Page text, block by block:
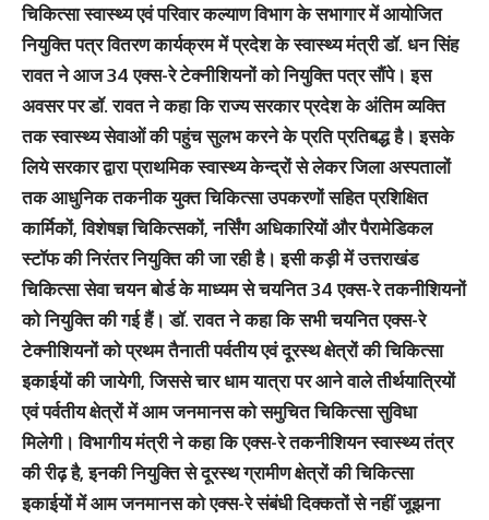
चिकित्सा स्वास्थ्य एवं परिवार कल्याण विभाग के सभागार में आयोजित
नियुक्ति पत्र वितरण कार्यक्रम में प्रदेश के स्वास्थ्य मंत्री डॉ. धन सिंह
रावत ने आज 34 एक्स-रे टेक्नीशियनों को नियुक्ति पत्र सौंपे। इस
अवसर पर डॉ. रावत ने कहा कि राज्य सरकार प्रदेश के अंतिम व्यक्ति
तक स्वास्थ्य सेवाओं की पहुंच सुलभ करने के प्रति प्रतिबद्ध है। इसके
लिये सरकार द्वारा प्राथमिक स्वास्थ्य केन्द्रों से लेकर जिला अस्पतालों
तक आधुनिक तकनीक युक्त चिकित्सा उपकरणों सहित प्रशिक्षित
कार्मिकों, विशेषज्ञ चिकित्सकों, नर्सिंग अधिकारियों और पैरामेडिकल
स्टॉफ की निरंतर नियुक्ति की जा रही है। इसी कड़ी में उत्तराखंड
चिकित्सा सेवा चयन बोर्ड के माध्यम से चयनित 34 एक्स-रे तकनीशियनों
को नियुक्ति की गई हैं। डॉ. रावत ने कहा कि सभी चयनित एक्स-रे
टेक्नीशियनों को प्रथम तैनाती पर्वतीय एवं दूरस्थ क्षेत्रों की चिकित्सा
इकाईयों की जायेगी, जिससे चार धाम यात्रा पर आने वाले तीर्थयात्रियों
एवं पर्वतीय क्षेत्रों में आम जनमानस को समुचित चिकित्सा सुविधा
मिलेगी। विभागीय मंत्री ने कहा कि एक्स-रे तकनीशियन स्वास्थ्य तंत्र
की रीढ़ है, इनकी नियुक्ति से दूरस्थ ग्रामीण क्षेत्रों की चिकित्सा
इकाईयों में आम जनमानस को एक्स-रे संबंधी दिक्कतों से नहीं जूझना